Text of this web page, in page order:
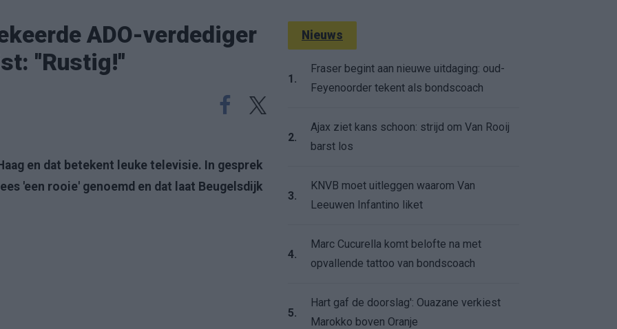
ADO-verdediger
''Rustig!''
en dat betekent leuke televisie. In gesprek
'een rooie' genoemd en dat laat Beugelsdijk
Nieuws
1.
Fraser begint aan nieuwe uitdaging: oud-
Feyenoorder tekent als bondscoach
2.
Ajax ziet kans schoon: strijd om Van Rooij
barst los
3.
KNVB moet uitleggen waarom Van
Leeuwen Infantino liket
4.
Marc Cucurella komt belofte na met
opvallende tattoo van bondscoach
5.
Hart gaf de doorslag': Ouazane verkiest
Marokko boven Oranje